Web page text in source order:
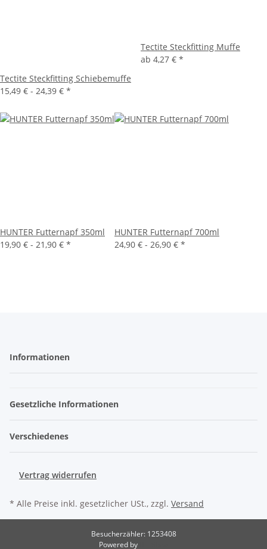
Tectite Steckfitting Schiebemuffe
15,49 € - 24,39 € *
Tectite Steckfitting Muffe
ab 4,27 € *
HUNTER Futternapf 350ml
19,90 € - 21,90 € *
HUNTER Futternapf 700ml
24,90 € - 26,90 € *
Informationen
Gesetzliche Informationen
Verschiedenes
Vertrag widerrufen
* Alle Preise inkl. gesetzlicher USt., zzgl. Versand
Besucherzähler: 1253408
Powered by